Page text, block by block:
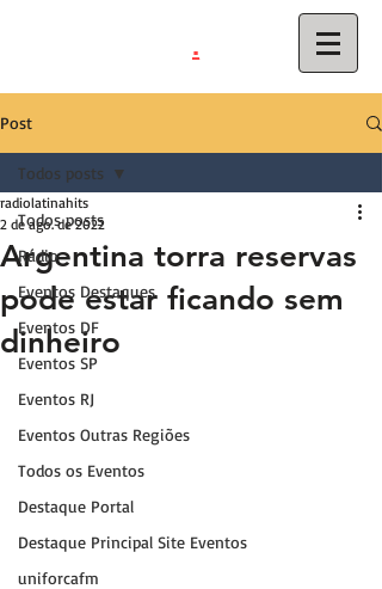
.
Post
Todos posts
Rádio
Eventos Destaques
Eventos DF
Eventos SP
Eventos RJ
Eventos Outras Regiões
Todos os Eventos
Destaque Portal
Destaque Principal Site Eventos
uniforcafm
Todos posts
Argentina torra reservas
pode estar ficando sem
dinheiro
radiolatinahits
2 de ago. de 2022